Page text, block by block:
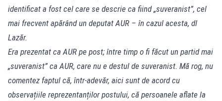
identificat a fost cel care se descrie ca fiind „suveranist”, cel
mai frecvent apărând un deputat AUR – în cazul acesta, dl
Lazăr.
Era prezentat ca AUR pe post; între timp o fi făcut un partid mai
„suveranist” ca AUR, care nu e destul de suveranist. Mă rog, nu
comentez faptul că, într-adevăr, aici sunt de acord cu
observațiile reprezentanților postului, că persoanele aflate la